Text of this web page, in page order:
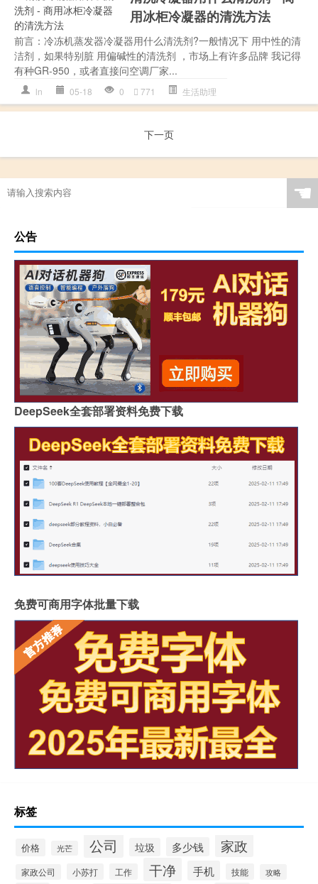
用冰柜冷凝器的清洗方法
前言：冷冻机蒸发器冷凝器用什么清洗剂?一般情况下 用中性的清
洁剂，如果特别脏 用偏碱性的清洗剂 ，市场上有许多品牌 我记得
有种GR-950，或者直接问空调厂家...
ln 05-18 0 771 生活助理
下一页
☚
公告
DeepSeek全套部署资料免费下载
免费可商用字体批量下载
标签
价格 光芒 公司 垃圾 多少钱 家政
家政公司 小苏打 工作 干净 手机 技能 攻略